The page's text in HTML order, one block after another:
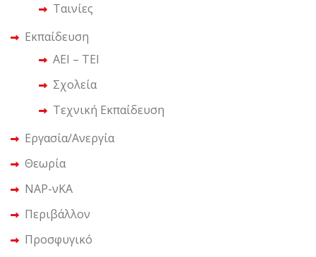
Ταινίες
Εκπαίδευση
ΑΕΙ – ΤΕΙ
Σχολεία
Τεχνική Εκπαίδευση
Εργασία/Ανεργία
Θεωρία
ΝΑΡ-νΚΑ
Περιβάλλον
Προσφυγικό